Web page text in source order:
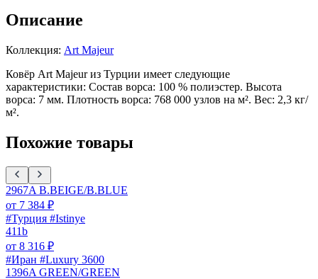
Описание
Коллекция: Art Majeur
Ковёр Art Majeur из Турции имеет следующие
характеристики: Состав ворса: 100 % полиэстер. Высота
ворса: 7 мм. Плотность ворса: 768 000 узлов на м². Вес: 2,3 кг/
м².
Похожие товары
2967A B.BEIGE/B.BLUE
от 7 384 ₽
#Турция #Istinye
411b
от 8 316 ₽
#Иран #Luxury 3600
1396A GREEN/GREEN